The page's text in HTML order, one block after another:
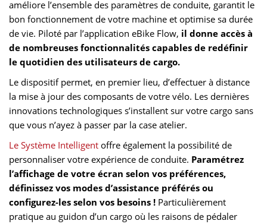
améliore l’ensemble des paramètres de conduite, garantit le
bon fonctionnement de votre machine et optimise sa durée
de vie. Piloté par l’application eBike Flow, il donne accès à
de nombreuses fonctionnalités capables de redéfinir
le quotidien des utilisateurs de cargo.
Le dispositif permet, en premier lieu, d’effectuer à distance
la mise à jour des composants de votre vélo. Les dernières
innovations technologiques s’installent sur votre cargo sans
que vous n’ayez à passer par la case atelier.
Le Système Intelligent offre également la possibilité de
personnaliser votre expérience de conduite. Paramétrez
l’affichage de votre écran selon vos préférences,
définissez vos modes d’assistance préférés ou
configurez-les selon vos besoins ! Particulièrement
pratique au guidon d’un cargo où les raisons de pédaler